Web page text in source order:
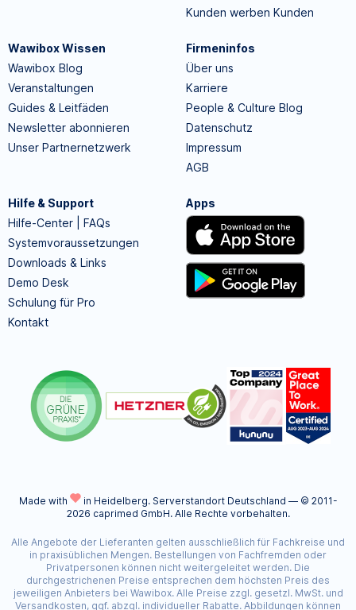
Kunden werben Kunden
Wawibox Wissen
Wawibox Blog
Veranstaltungen
Guides & Leitfäden
Newsletter abonnieren
Unser Partnernetzwerk
Firmeninfos
Über uns
Karriere
People & Culture Blog
Datenschutz
Impressum
AGB
Hilfe & Support
Hilfe-Center | FAQs
Systemvoraussetzungen
Downloads & Links
Demo Desk
Schulung für Pro
Kontakt
Apps
Made with in Heidelberg. Serverstandort Deutschland — © 2011-
2026 caprimed GmbH. Alle Rechte vorbehalten.
Alle Angebote der Lieferanten gelten ausschließlich für Fachkreise und
in praxisüblichen Mengen. Bestellungen von Fachfremden oder
Privatpersonen können nicht weitergeleitet werden. Die
durchgestrichenen Preise entsprechen dem höchsten Preis des
jeweiligen Anbieters bei Wawibox. Alle Preise zzgl. gesetzl. MwSt. und
Versandkosten, ggf. abzgl. individueller Rabatte. Abbildungen können